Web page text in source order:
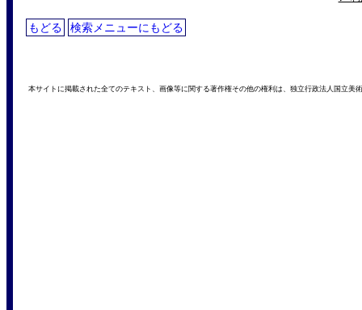
もどる 検索メニューにもどる
本サイトに掲載された全てのテキスト、画像等に関する著作権その他の権利は、独立行政法人国立